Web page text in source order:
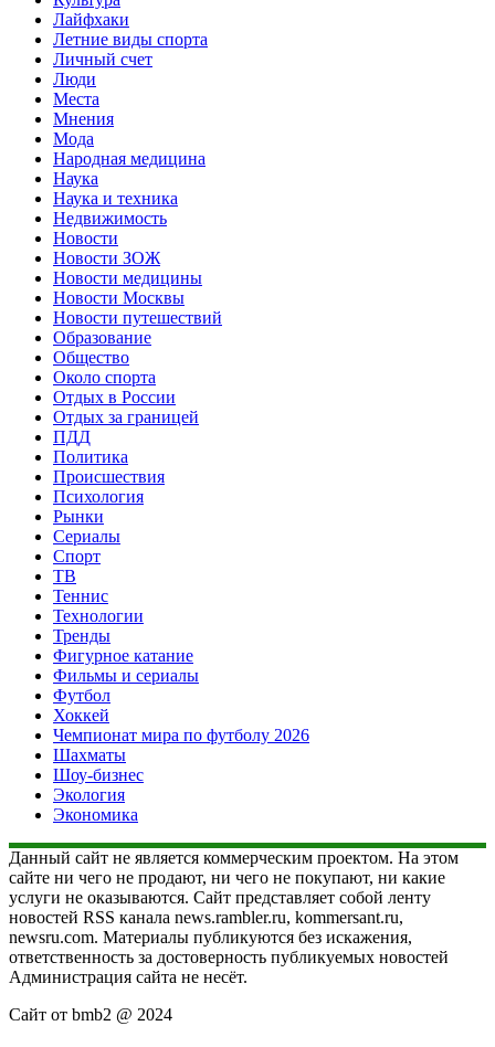
Лайфхаки
Летние виды спорта
Личный счет
Люди
Места
Мнения
Мода
Народная медицина
Наука
Наука и техника
Недвижимость
Новости
Новости ЗОЖ
Новости медицины
Новости Москвы
Новости путешествий
Образование
Общество
Около спорта
Отдых в России
Отдых за границей
ПДД
Политика
Происшествия
Психология
Рынки
Сериалы
Спорт
ТВ
Теннис
Технологии
Тренды
Фигурное катание
Фильмы и сериалы
Футбол
Хоккей
Чемпионат мира по футболу 2026
Шахматы
Шоу-бизнес
Экология
Экономика
Данный сайт не является коммерческим проектом. На этом
сайте ни чего не продают, ни чего не покупают, ни какие
услуги не оказываются. Сайт представляет собой ленту
новостей RSS канала news.rambler.ru, kommersant.ru,
newsru.com. Материалы публикуются без искажения,
ответственность за достоверность публикуемых новостей
Администрация сайта не несёт.
Сайт от bmb2 @ 2024